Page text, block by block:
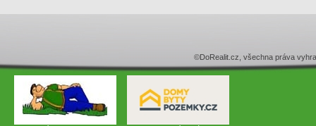
©DoRealit.cz, všechna práva